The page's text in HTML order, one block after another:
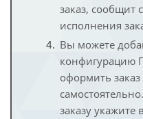
заказ, сообщит
исполнения
Вы можете
конфигурацию
оформить заказ
заказу